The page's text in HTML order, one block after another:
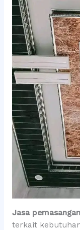
Jasa
terkait